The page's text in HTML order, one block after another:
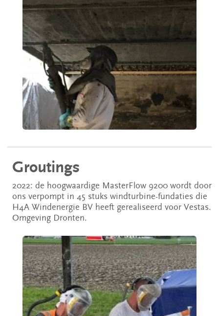
Groutings
2022: de hoogwaardige MasterFlow 9200 wordt door
ons verpompt in 45 stuks windturbine-fundaties die
H4A Windenergie BV heeft gerealiseerd voor Vestas.
Omgeving Dronten.